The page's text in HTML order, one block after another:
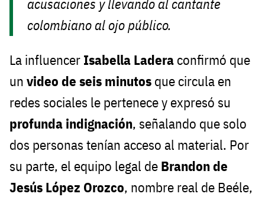
acusaciones y llevando al cantante
colombiano al ojo público.
La influencer Isabella Ladera confirmó que
un video de seis minutos que circula en
redes sociales le pertenece y expresó su
profunda indignación, señalando que solo
dos personas tenían acceso al material. Por
su parte, el equipo legal de Brandon de
Jesús López Orozco, nombre real de Beéle,